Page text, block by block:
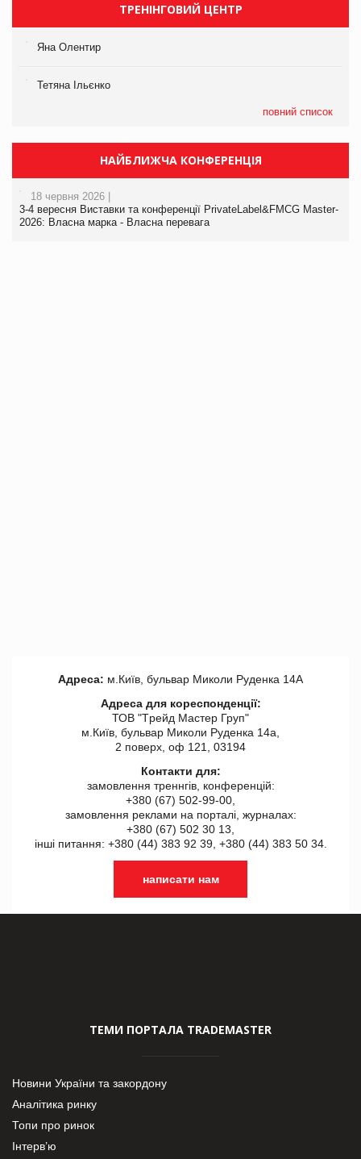
ТРЕНІНГОВИЙ ЦЕНТР
Яна Олентир
Тетяна Ільєнко
повний список
НАЙБЛИЖЧА КОНФЕРЕНЦІЯ
18 червня 2026 |
3-4 вересня Виставки та конференції PrivateLabel&FMCG Master-
2026: Власна марка - Власна перевага
Адреса: м.Київ, бульвар Миколи Руденка 14А
Адреса для кореспонденції:
ТОВ "Tрейд Мастер Груп"
м.Київ, бульвар Миколи Руденка 14а,
2 поверх, оф 121, 03194
Контакти для:
замовлення треннгів, конференцій:
+380 (67) 502-99-00,
замовлення реклами на порталі, журналах:
+380 (67) 502 30 13,
інші питання: +380 (44) 383 92 39, +380 (44) 383 50 34.
написати нам
ТЕМИ ПОРТАЛА TRADEMASTER
Новини України та закордону
Аналітика ринку
Топи про ринок
Інтерв’ю